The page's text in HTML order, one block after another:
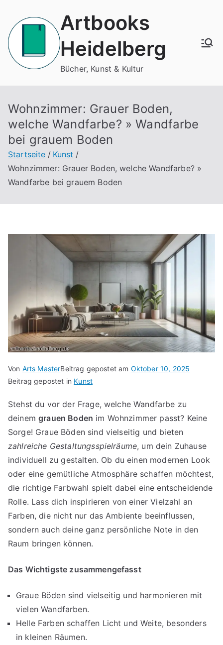
Inhalt
springen
Artbooks
Heidelberg
Bücher, Kunst & Kultur
Wohnzimmer: Grauer Boden,
welche Wandfarbe? » Wandfarbe
bei grauem Boden
Startseite
Kunst
Wohnzimmer: Grauer Boden, welche Wandfarbe? »
Wandfarbe bei grauem Boden
Von Arts MasterBeitrag gepostet am Oktober 10, 2025
Beitrag gepostet in Kunst
Stehst du vor der Frage, welche Wandfarbe zu
deinemgrauen Boden im Wohnzimmer passt? Keine
Sorge! Graue Böden sind vielseitig und bieten
zahlreiche Gestaltungsspielräume, um dein Zuhause
individuell zu gestalten. Ob du einen modernen Look
oder eine gemütliche Atmosphäre schaffen möchtest,
die richtige Farbwahl spielt dabei eine entscheidende
Rolle. Lass dich inspirieren von einer Vielzahl an
Farben, die nicht nur das Ambiente beeinflussen,
sondern auch deine ganz persönliche Note in den
Raum bringen können.
Das Wichtigste zusammengefasst
Graue Böden sind vielseitig und harmonieren mit
vielen Wandfarben.
Helle Farben schaffen Licht und Weite, besonders
in kleinen Räumen.